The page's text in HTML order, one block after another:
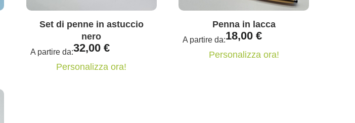
Set di penne in astuccio
nero
A partire da:32,00 €
Personalizza ora!
Penna in lacca
A partire da:18,00€
Personalizza ora!